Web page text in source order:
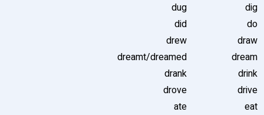
dig
dug
do
did
draw
drew
dream
dreamt/dreamed
drink
drank
drive
drove
eat
ate